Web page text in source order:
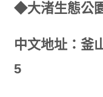
◆大渚生態公
中文地址：釜
5